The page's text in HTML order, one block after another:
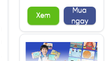
Xem
Mua
ngay